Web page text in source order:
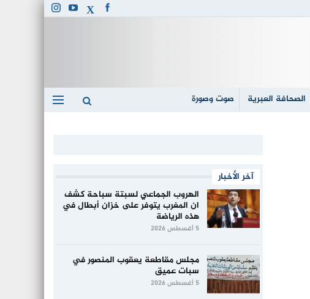
الصحافة العبرية صوت وصورة
آخر الأخبار
الهروب الجماعي لسبتة سباحة كشف
ان المغرب يتوفر على خزان أبطال في
هذه الرياضة
5 أغسطس 2026
مجلس مقاطعة يعقوب المنصور في
سبات عميق
5 أغسطس 2026